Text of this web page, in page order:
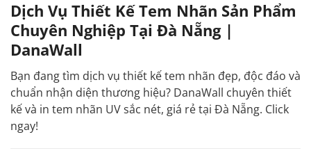
Dịch Vụ Thiết Kế Tem Nhãn Sản Phẩm
Chuyên Nghiệp Tại Đà Nẵng |
DanaWall
Bạn đang tìm dịch vụ thiết kế tem nhãn đẹp, độc đáo và
chuẩn nhận diện thương hiệu? DanaWall chuyên thiết
kế và in tem nhãn UV sắc nét, giá rẻ tại Đà Nẵng. Click
ngay!